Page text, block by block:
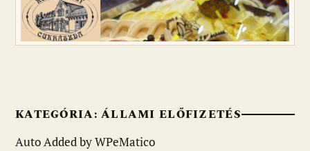
KATEGÓRIA:ÁLLAMI ELŐFIZETÉS
Auto Added by WPeMatico